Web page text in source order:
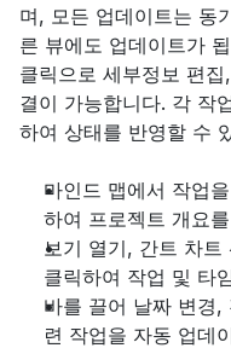
며, 모든 업데이트는 동
른 뷰에도 업데이트가
클릭으로 세부정보 편
결이 가능합니다. 각 작
하여 상태를 반영할 수
마인드 맵에서 작업
하여 프로젝트 개요
보기 열기, 간트 차트
클릭하여 작업 및 타
바를 끌어 날짜 변경
련 작업을 자동 업데